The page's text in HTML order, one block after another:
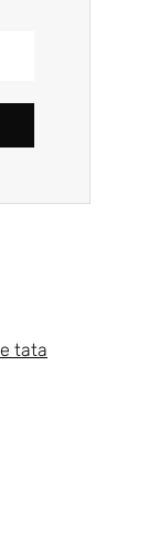
tata